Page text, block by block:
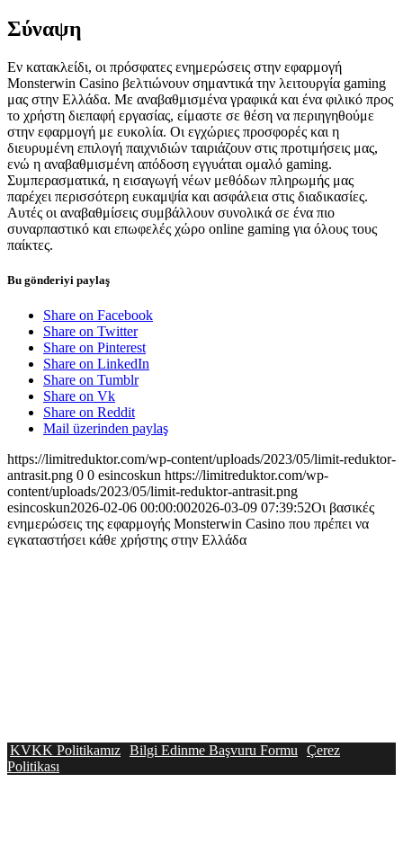
Σύναψη
Εν κατακλείδι, οι πρόσφατες ενημερώσεις στην εφαρμογή
Monsterwin Casino βελτιώνουν σημαντικά την λειτουργία gaming
μας στην Ελλάδα. Με αναβαθμισμένα γραφικά και ένα φιλικό προς
το χρήστη διεπαφή εργασίας, είμαστε σε θέση να περιηγηθούμε
στην εφαρμογή με ευκολία. Οι εγχώριες προσφορές και η
διευρυμένη επιλογή παιχνιδιών ταιριάζουν στις προτιμήσεις μας,
ενώ η αναβαθμισμένη απόδοση εγγυάται ομαλό gaming.
Συμπερασματικά, η εισαγωγή νέων μεθόδων πληρωμής μας
παρέχει περισσότερη ευκαμψία και ασφάλεια στις διαδικασίες.
Αυτές οι αναβαθμίσεις συμβάλλουν συνολικά σε ένα πιο
συναρπαστικό και επωφελές χώρο online gaming για όλους τους
παίκτες.
Bu gönderiyi paylaş
Share on Facebook
Share on Twitter
Share on Pinterest
Share on LinkedIn
Share on Tumblr
Share on Vk
Share on Reddit
Mail üzerinden paylaş
https://limitreduktor.com/wp-content/uploads/2023/05/limit-reduktor-
antrasit.png 0 0 esincoskun https://limitreduktor.com/wp-
content/uploads/2023/05/limit-reduktor-antrasit.png
esincoskun2026-02-06 00:00:002026-03-09 07:39:52Οι βασικές
ενημερώσεις της εφαρμογής Monsterwin Casino που πρέπει να
εγκαταστήσει κάθε χρήστης στην Ελλάδα
KVKK Politikamız Bilgi Edinme Başvuru Formu
Çerez
Politikası